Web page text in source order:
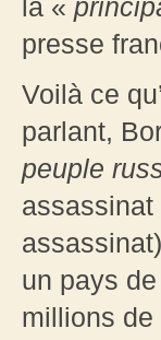
la «
presse
Voilà ce
parlant,
peuple
un pays
millions de